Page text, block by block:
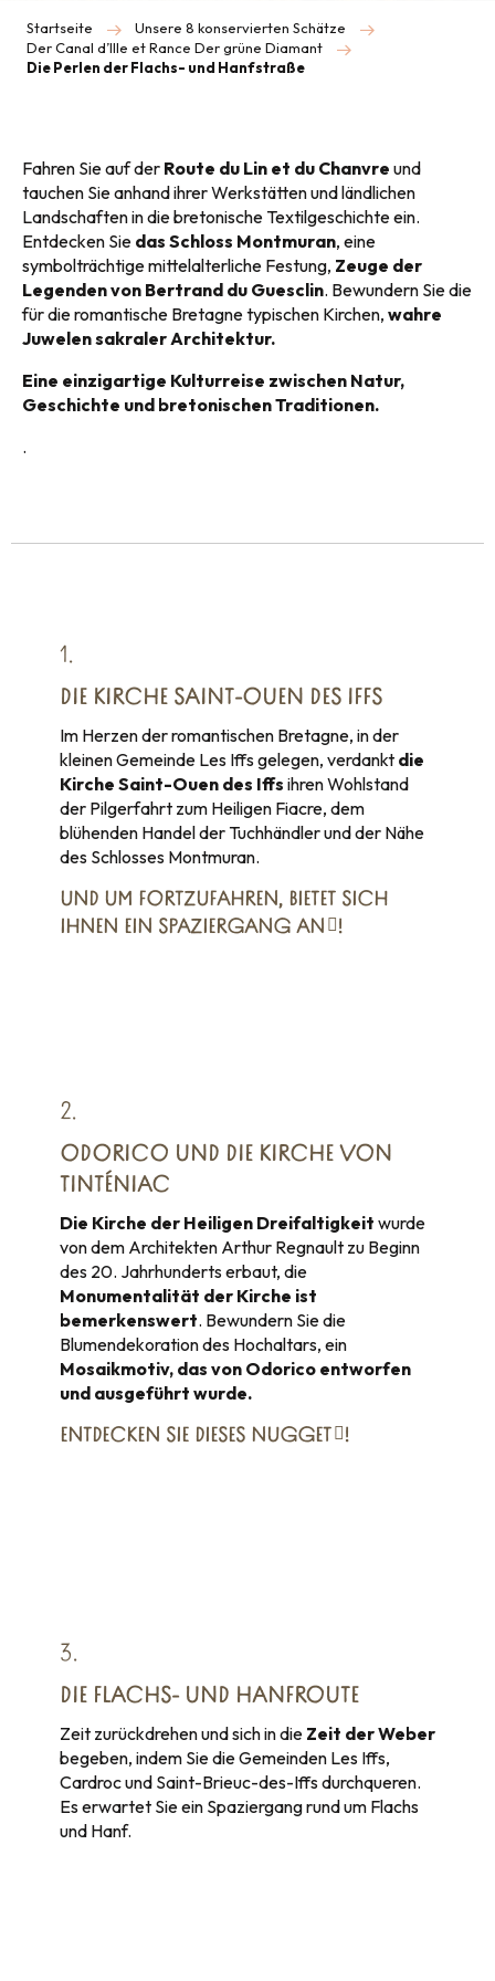
Startseite
Unsere 8 konservierten Schätze
Der Canal d’Ille et Rance Der grüne Diamant
Die Perlen der Flachs- und Hanfstraße
Fahren Sie auf der Route du Lin et du Chanvre und
tauchen Sie anhand ihrer Werkstätten und ländlichen
Landschaften in die bretonische Textilgeschichte ein.
Entdecken Sie das Schloss Montmuran, eine
symbolträchtige mittelalterliche Festung, Zeuge der
Legenden von Bertrand du Guesclin. Bewundern Sie die
für die romantische Bretagne typischen Kirchen, wahre
Juwelen sakraler Architektur.
Eine einzigartige Kulturreise zwischen Natur,
Geschichte und bretonischen Traditionen.
.
1.
DIE KIRCHE SAINT-OUEN DES IFFS
Im Herzen der romantischen Bretagne, in der
kleinen Gemeinde Les Iffs gelegen, verdankt die
Kirche Saint-Ouen des Iffs ihren Wohlstand
der Pilgerfahrt zum Heiligen Fiacre, dem
blühenden Handel der Tuchhändler und der Nähe
des Schlosses Montmuran.
UND UM FORTZUFAHREN, BIETET SICH
IHNEN EIN SPAZIERGANG AN
!
2.
ODORICO UND DIE KIRCHE VON
TINTÉNIAC
Die Kirche der Heiligen Dreifaltigkeit wurde
von dem Architekten Arthur Regnault zu Beginn
des 20. Jahrhunderts erbaut, die
Monumentalität der Kirche ist
bemerkenswert. Bewundern Sie die
Blumendekoration des Hochaltars, ein
Mosaikmotiv, das von Odorico entworfen
und ausgeführt wurde.
ENTDECKEN SIE DIESES NUGGET !
3.
DIE FLACHS- UND HANFROUTE
Zeit zurückdrehen und sich in die Zeit der Weber
begeben, indem Sie die Gemeinden Les Iffs,
Cardroc und Saint-Brieuc-des-Iffs durchqueren.
Es erwartet Sie ein Spaziergang rund um Flachs
und Hanf.